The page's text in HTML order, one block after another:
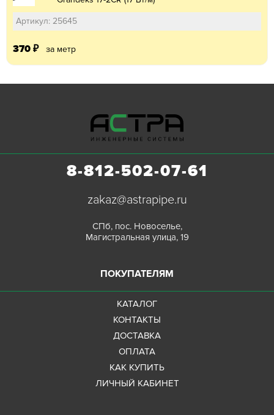
Артикул: 25645
370 ₽ за метр
8-812-502-07-61
zakaz@astrapipe.ru
СПб, пос. Новоселье,
Магистральная улица, 19
ПОКУПАТЕЛЯМ
КАТАЛОГ
КОНТАКТЫ
ДОСТАВКА
ОПЛАТА
КАК КУПИТЬ
ЛИЧНЫЙ КАБИНЕТ